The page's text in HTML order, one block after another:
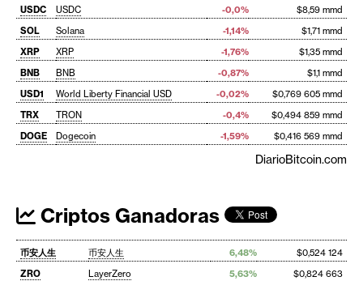
USDC
USDC -0,0%
$8,59 mmd
SOL
Solana -1,14%
$1,71 mmd
XRP
XRP -1,76%
$1,35 mmd
BNB
BNB -0,87%
$1,1 mmd
USD1
World Liberty Financial USD -0,02%
$0,769 605 mmd
TRX
TRON -0,4%
$0,494 859 mmd
DOGE
Dogecoin -1,59% $0,416 569 mmd
DiarioBitcoin.com
Criptos Ganadoras
币安人生 币安人生 6,48%
$0,524 124
ZRO
LayerZero 5,63%
$0,824 663